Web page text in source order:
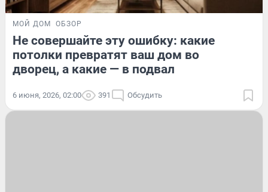
МОЙ ДОМ ОБЗОР
Не совершайте эту ошибку: какие
потолки превратят ваш дом во
дворец, а какие — в подвал
6 июня, 2026, 02:00 391 Обсудить